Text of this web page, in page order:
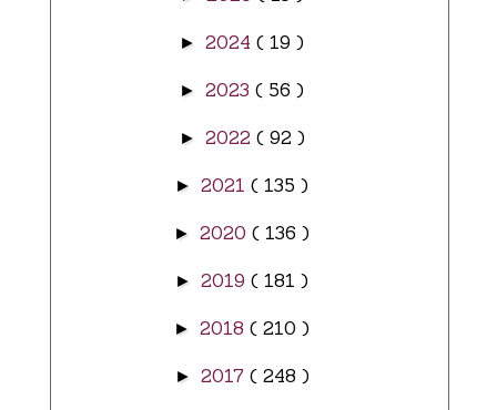
► 2024 ( 19 )
► 2023 ( 56 )
► 2022 ( 92 )
► 2021 ( 135 )
► 2020 ( 136 )
► 2019 ( 181 )
► 2018 ( 210 )
► 2017 ( 248 )